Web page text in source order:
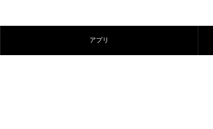
アプリ